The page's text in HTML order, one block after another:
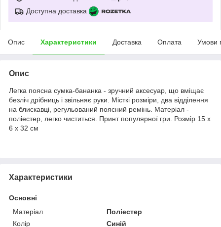
Доступна доставка
Опис Характеристики Доставка Оплата Умови
Опис
Легка поясна сумка-бананка - зручний аксесуар, що вміщає
безліч дрібниць і звільняє руки. Місткі розміри, два відділення
на блискавці, регульований поясний ремінь. Матеріал -
поліестер, легко чиститься. Принт популярної гри. Розмір 15 х
6 х 32 см
Характеристики
Основні
Матеріал
Поліестер
Колір
Синій